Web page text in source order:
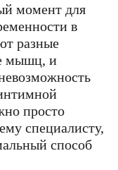
момент для
в
разные
мышц, и
просто
специалисту,
способ